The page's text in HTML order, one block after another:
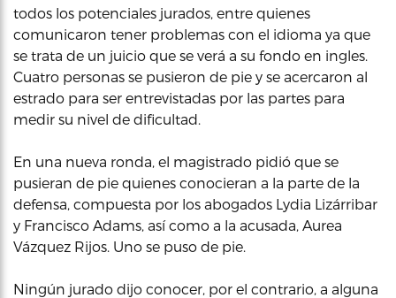
todos los potenciales jurados, entre quienes
comunicaron tener problemas con el idioma ya que
se trata de un juicio que se verá a su fondo en ingles.
Cuatro personas se pusieron de pie y se acercaron al
estrado para ser entrevistadas por las partes para
medir su nivel de dificultad.
En una nueva ronda, el magistrado pidió que se
pusieran de pie quienes conocieran a la parte de la
defensa, compuesta por los abogados Lydia Lizárribar
y Francisco Adams, así como a la acusada, Aurea
Vázquez Rijos. Uno se puso de pie.
Ningún jurado dijo conocer, por el contrario, a alguna